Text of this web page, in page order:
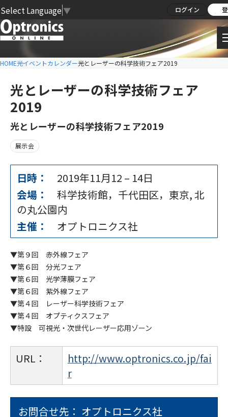
Select Language ▼ ログイン
HOME光イベントカレンダー光とレーザーの科学技術フェア2019
光とレーザーの科学技術フェア
2019
光とレーザーの科学技術フェア2019
展示会
日時： 2019年11月12 – 14日
会場：
科学技術館，千代田区，東京, 北
の丸公園内
主催：
オプトロニクス社
▼第９回 赤外線フェア
▼第６回 分光フェア
▼第６回 光学薄膜フェア
▼第６回 紫外線フェア
▼第４回 レーザー科学技術フェア
▼第４回 オプティクスフェア
▼特設 可視光・次世代レーザー応用ゾーン
URL：
http://www.optronics.co.jp/fai
r
お問合せ先： オプトロニクス社